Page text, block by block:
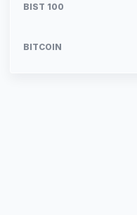
BIST 100
BITCOIN